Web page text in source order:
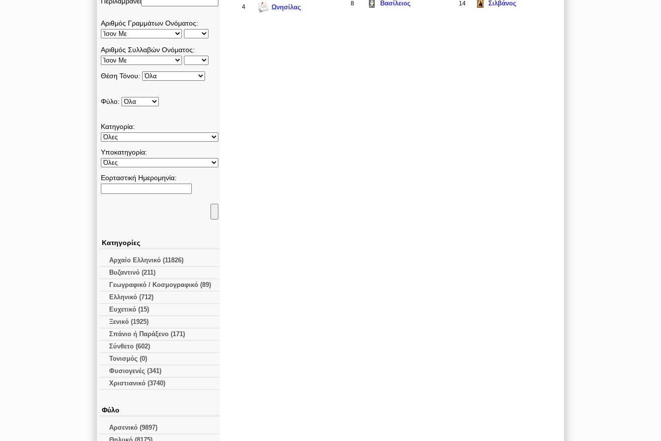
Αριθμός Γραμμάτων Ονόματος:
Αριθμός Συλλαβών Ονόματος:
Θέση Τόνου:
Φύλο:
Κατηγορία:
Υποκατηγορία:
Εορταστική Ημερομηνία:
Κατηγορίες
Αρχαίο Ελληνικό (11826)
Βυζαντινό (211)
Γεωγραφικό / Κοσμογραφικό (89)
Ελληνικό (712)
Ευχετικό (15)
Ξενικό (1925)
Σπάνιο ή Παράξενο (171)
Σύνθετο (602)
Τονισμός (0)
Φυσιογενές (341)
Χριστιανικό (3740)
Φύλο
Αρσενικό (9897)
4 Ωνησίλας 8 Βασίλειος 14 Σιλβάνος